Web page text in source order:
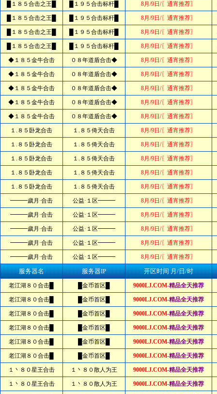
█１８５合击之王█ █１９５合击标杆█ 8月/9日/〖通宵推荐〗
█１８５合击之王█ █１９５合击标杆█ 8月/9日/〖通宵推荐〗
█１８５合击之王█ █１９５合击标杆█ 8月/9日/〖通宵推荐〗
█１８５合击之王█ █１９５合击标杆█ 8月/9日/〖通宵推荐〗
◆１８５金牛合击 ０８年道盾合击◆ 8月/9日/〖通宵推荐〗
◆１８５金牛合击 ０８年道盾合击◆ 8月/9日/〖通宵推荐〗
◆１８５金牛合击 ０８年道盾合击◆ 8月/9日/〖通宵推荐〗
◆１８５金牛合击 ０８年道盾合击◆ 8月/9日/〖通宵推荐〗
◆１８５金牛合击 ０８年道盾合击◆ 8月/9日/〖通宵推荐〗
１.８５卧龙合击 １.８５倚天合击 8月/9日/〖通宵推荐〗
１.８５卧龙合击 １.８５倚天合击 8月/9日/〖通宵推荐〗
１.８５卧龙合击 １.８５倚天合击 8月/9日/〖通宵推荐〗
１.８５卧龙合击 １.８５倚天合击 8月/9日/〖通宵推荐〗
１.８５卧龙合击 １.８５倚天合击 8月/9日/〖通宵推荐〗
━━━歲月·合击 公益·１区━━━ 8月/9日/〖通宵推荐〗
━━━歲月·合击 公益·１区━━━ 8月/9日/〖通宵推荐〗
━━━歲月·合击 公益·１区━━━ 8月/9日/〖通宵推荐〗
━━━歲月·合击 公益·１区━━━ 8月/9日/〖通宵推荐〗
━━━歲月·合击 公益·１区━━━ 8月/9日/〖通宵推荐〗
服务器名 服务器IP 开区时间 月/日/时
老江湖８０合击█ █金币首区█ 9000LJ.COM-精品全天推荐
老江湖８０合击█ █金币首区█ 9000LJ.COM-精品全天推荐
老江湖８０合击█ █金币首区█ 9000LJ.COM-精品全天推荐
老江湖８０合击█ █金币首区█ 9000LJ.COM-精品全天推荐
老江湖８０合击█ █金币首区█ 9000LJ.COM-精品全天推荐
老江湖８０合击█ █金币首区█ 9000LJ.COM-精品全天推荐
１丶８０星王合击 １丶８０散人为王 9000LJ.COM-精品全天推荐
１丶８０星王合击 １丶８０散人为王 9000LJ.COM-精品全天推荐